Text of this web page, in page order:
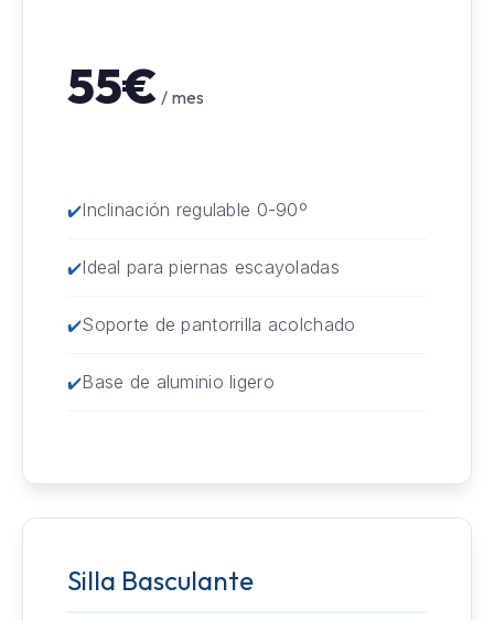
55€ / mes
Inclinación regulable 0-90º
Ideal para piernas escayoladas
Soporte de pantorrilla acolchado
Base de aluminio ligero
Silla Basculante